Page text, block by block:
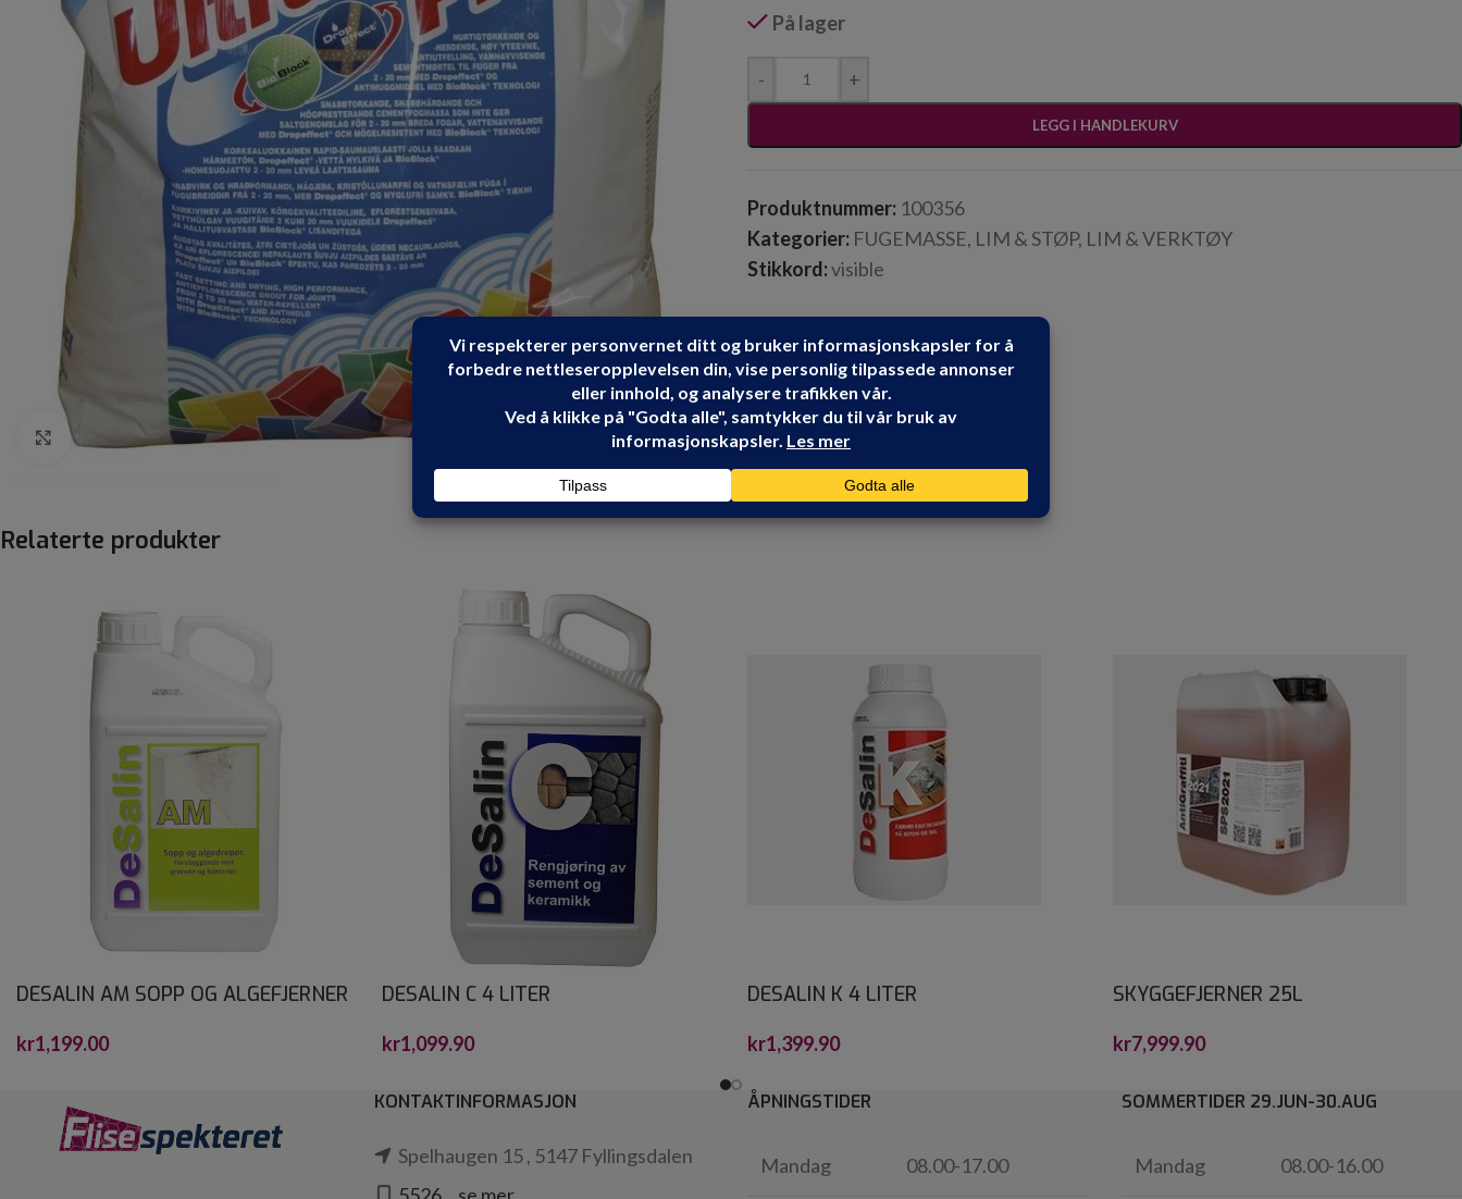
Click to enlarge
På lager
- +
LEGG I HANDLEKURV
Produktnummer: 100356
Kategorier: FUGEMASSE, LIM & STØP, LIM & VERKTØY
Stikkord:visible
Share:
Relaterte produkter
DESALIN AM SOPP OG ALGEFJERNER
kr1,199.00
DESALIN C 4 LITER
kr1,099.90
DESALIN K 4 LITER
kr1,399.90
SKYGGEFJERNER 25L
kr7,999.90
KONTAKTINFORMASJON
Spelhaugen 15 , 5147 Fyllingsdalen
ÅPNINGSTIDER
Mandag 08.00-17.00
SOMMERTIDER 29.JUN-30.AUG
Mandag 08.00-16.00